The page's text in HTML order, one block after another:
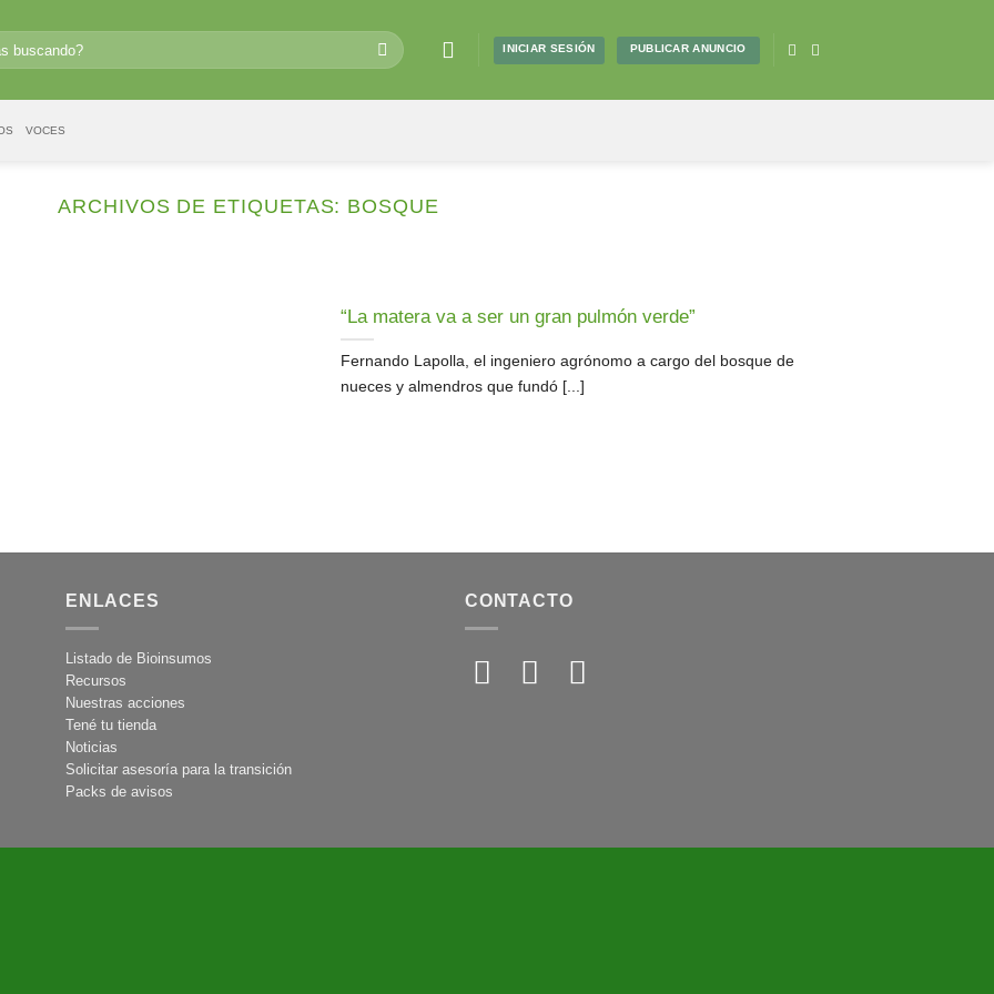
INICIAR SESIÓN PUBLICAR ANUNCIO
VOCES
ARCHIVOS DE ETIQUETAS: BOSQUE
“La matera va a ser un gran pulmón verde”
Fernando Lapolla, el ingeniero agrónomo a cargo del bosque de
nueces y almendros que fundó [...]
ENLACES
Listado de Bioinsumos
Recursos
Nuestras acciones
Tené tu tienda
Noticias
Solicitar asesoría para la transición
Packs de avisos
CONTACTO